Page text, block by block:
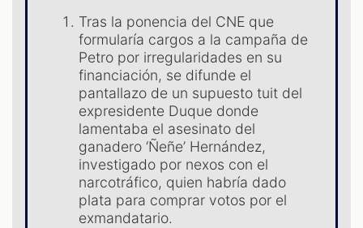
Tras la ponencia del CNE que
formularía cargos a la campaña de
Petro por irregularidades en su
financiación, se difunde el
pantallazo de un supuesto tuit del
expresidente Duque donde
lamentaba el asesinato del
ganadero ‘Ñeñe’ Hernández,
investigado por nexos con el
narcotráfico, quien habría dado
plata para comprar votos por el
exmandatario.